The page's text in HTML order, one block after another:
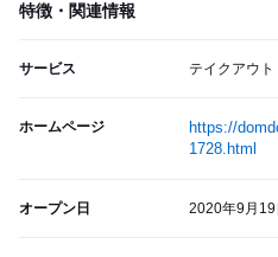
特徴・関連情報
サービス テイクアウト
ホームページ
https://
1728.html
オープン日 2020年9月19